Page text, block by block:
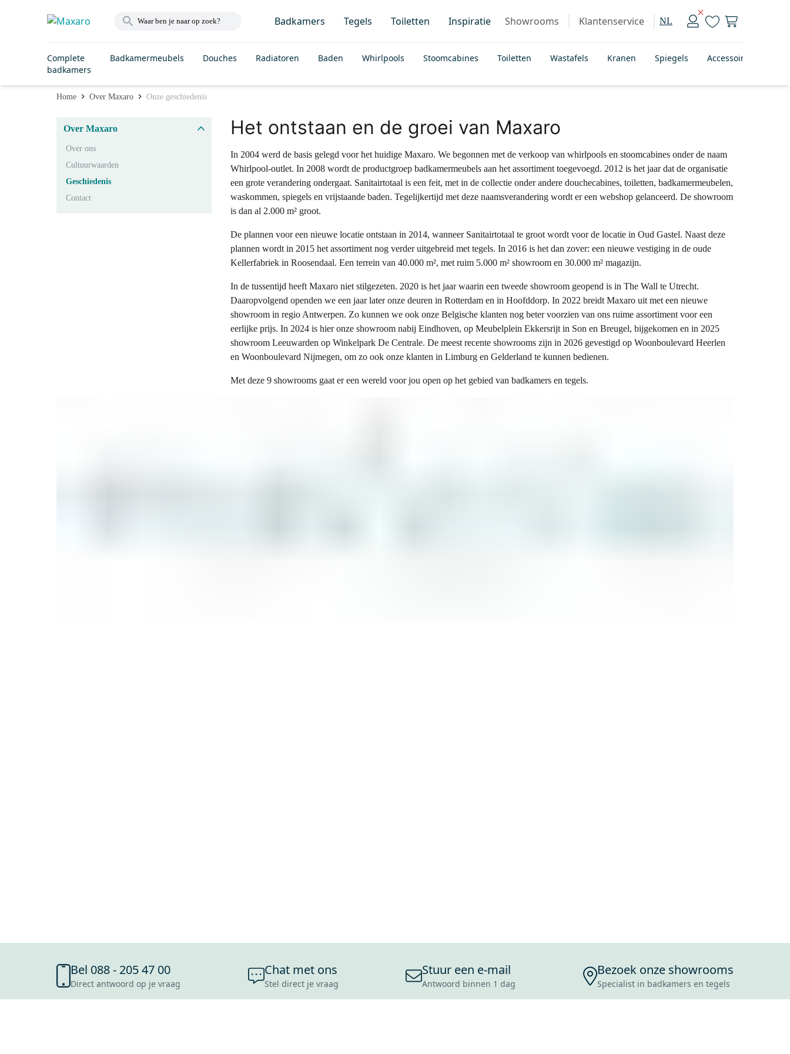
Badkamers Tegels Toiletten Inspiratie Showrooms Klantenservice NL
Complete
badkamers
Badkamermeubels Douches Radiatoren Baden Whirlpools Stoomcabines Toiletten Wastafels Kranen Spiegels Accessoires
Home Over Maxaro Onze geschiedenis
Over Maxaro
Over ons
Cultuurwaarden
Geschiedenis
Contact
Het ontstaan en de groei van Maxaro
In 2004 werd de basis gelegd voor het huidige Maxaro. We begonnen met de verkoop van whirlpools en stoomcabines onder de naam
Whirlpool-outlet. In 2008 wordt de productgroep badkamermeubels aan het assortiment toegevoegd. 2012 is het jaar dat de organisatie
een grote verandering ondergaat. Sanitairtotaal is een feit, met in de collectie onder andere douchecabines, toiletten, badkamermeubelen,
waskommen, spiegels en vrijstaande baden. Tegelijkertijd met deze naamsverandering wordt er een webshop gelanceerd. De showroom
is dan al 2.000 m² groot.
De plannen voor een nieuwe locatie ontstaan in 2014, wanneer Sanitairtotaal te groot wordt voor de locatie in Oud Gastel. Naast deze
plannen wordt in 2015 het assortiment nog verder uitgebreid met tegels. In 2016 is het dan zover: een nieuwe vestiging in de oude
Kellerfabriek in Roosendaal. Een terrein van 40.000 m², met ruim 5.000 m² showroom en 30.000 m² magazijn.
In de tussentijd heeft Maxaro niet stilgezeten. 2020 is het jaar waarin een tweede showroom geopend is in The Wall te Utrecht.
Daaropvolgend openden we een jaar later onze deuren in Rotterdam en in Hoofddorp. In 2022 breidt Maxaro uit met een nieuwe
showroom in regio Antwerpen. Zo kunnen we ook onze Belgische klanten nog beter voorzien van ons ruime assortiment voor een
eerlijke prijs. In 2024 is hier onze showroom nabij Eindhoven, op Meubelplein Ekkersrijt in Son en Breugel, bijgekomen en in 2025
showroom Leeuwarden op Winkelpark De Centrale. De meest recente showrooms zijn in 2026 gevestigd op Woonboulevard Heerlen
en Woonboulevard Nijmegen, om zo ook onze klanten in Limburg en Gelderland te kunnen bedienen.
Met deze 9 showrooms gaat er een wereld voor jou open op het gebied van badkamers en tegels.
Bel 088 - 205 47 00
Direct antwoord op je vraag
Chat met ons
Stel direct je vraag
Stuur een e-mail
Antwoord binnen 1 dag
Bezoek onze showrooms
Specialist in badkamers en tegels